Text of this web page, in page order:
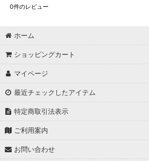
0件のレビュー
ホーム
ショッピングカート
マイページ
最近チェックしたアイテム
特定商取引法表示
ご利用案内
お問い合わせ